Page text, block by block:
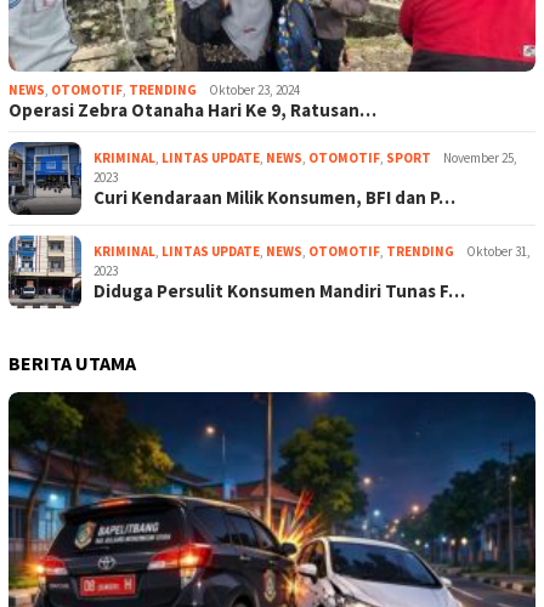
NEWS OTOMOTIF TRENDING Oktober 23, 2024
Operasi Zebra Otanaha Hari Ke 9, Ratusan…
KRIMINAL LINTAS UPDATE NEWS OTOMOTIF SPORT
November 25,
2023
Curi Kendaraan Milik Konsumen, BFI dan P…
KRIMINAL LINTAS UPDATE NEWS OTOMOTIF TRENDING
Oktober 31,
2023
Diduga Persulit Konsumen Mandiri Tunas F…
BERITA UTAMA